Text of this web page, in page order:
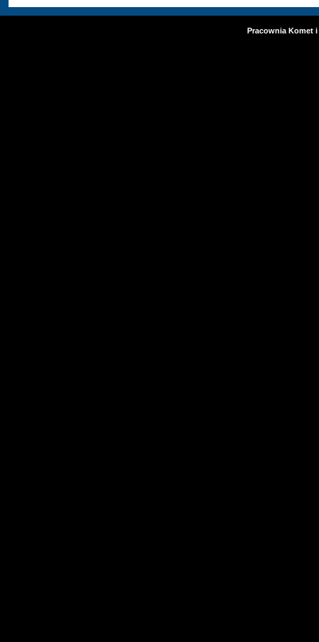
Pracownia Komet